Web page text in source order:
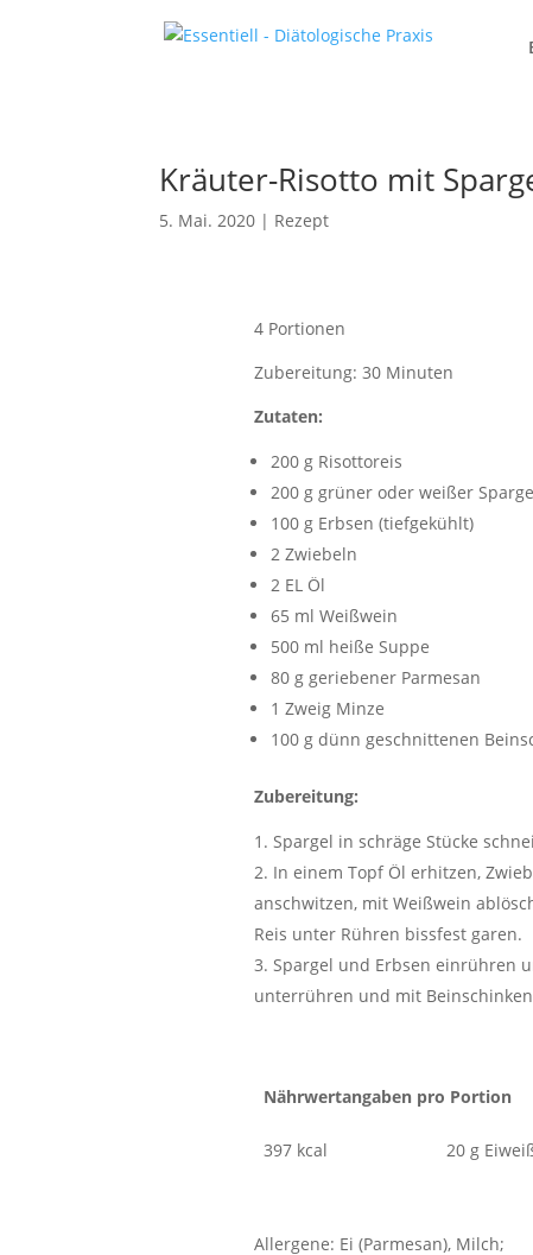
Kräuter-Risotto mit
5. Mai. 2020 | Rezept
4 Portionen
Zubereitung: 30 Minuten
Zutaten:
200 g Risottoreis
200 g grüner oder weißer
100 g Erbsen (tiefgekühlt)
2 Zwiebeln
2 EL Öl
65 ml Weißwein
500 ml heiße Suppe
80 g geriebener Parmesan
1 Zweig Minze
100 g dünn geschnittenen
Zubereitung:
Spargel in schräge Stücke
In einem Topf Öl erhitzen,
anschwitzen, mit Weißwein
Reis unter Rühren bissfest garen.
Spargel und Erbsen einrühren
unterrühren und mit
Nährwertangaben pro Portion
397 kcal 20 g
Allergene: Ei (Parmesan), Milch;